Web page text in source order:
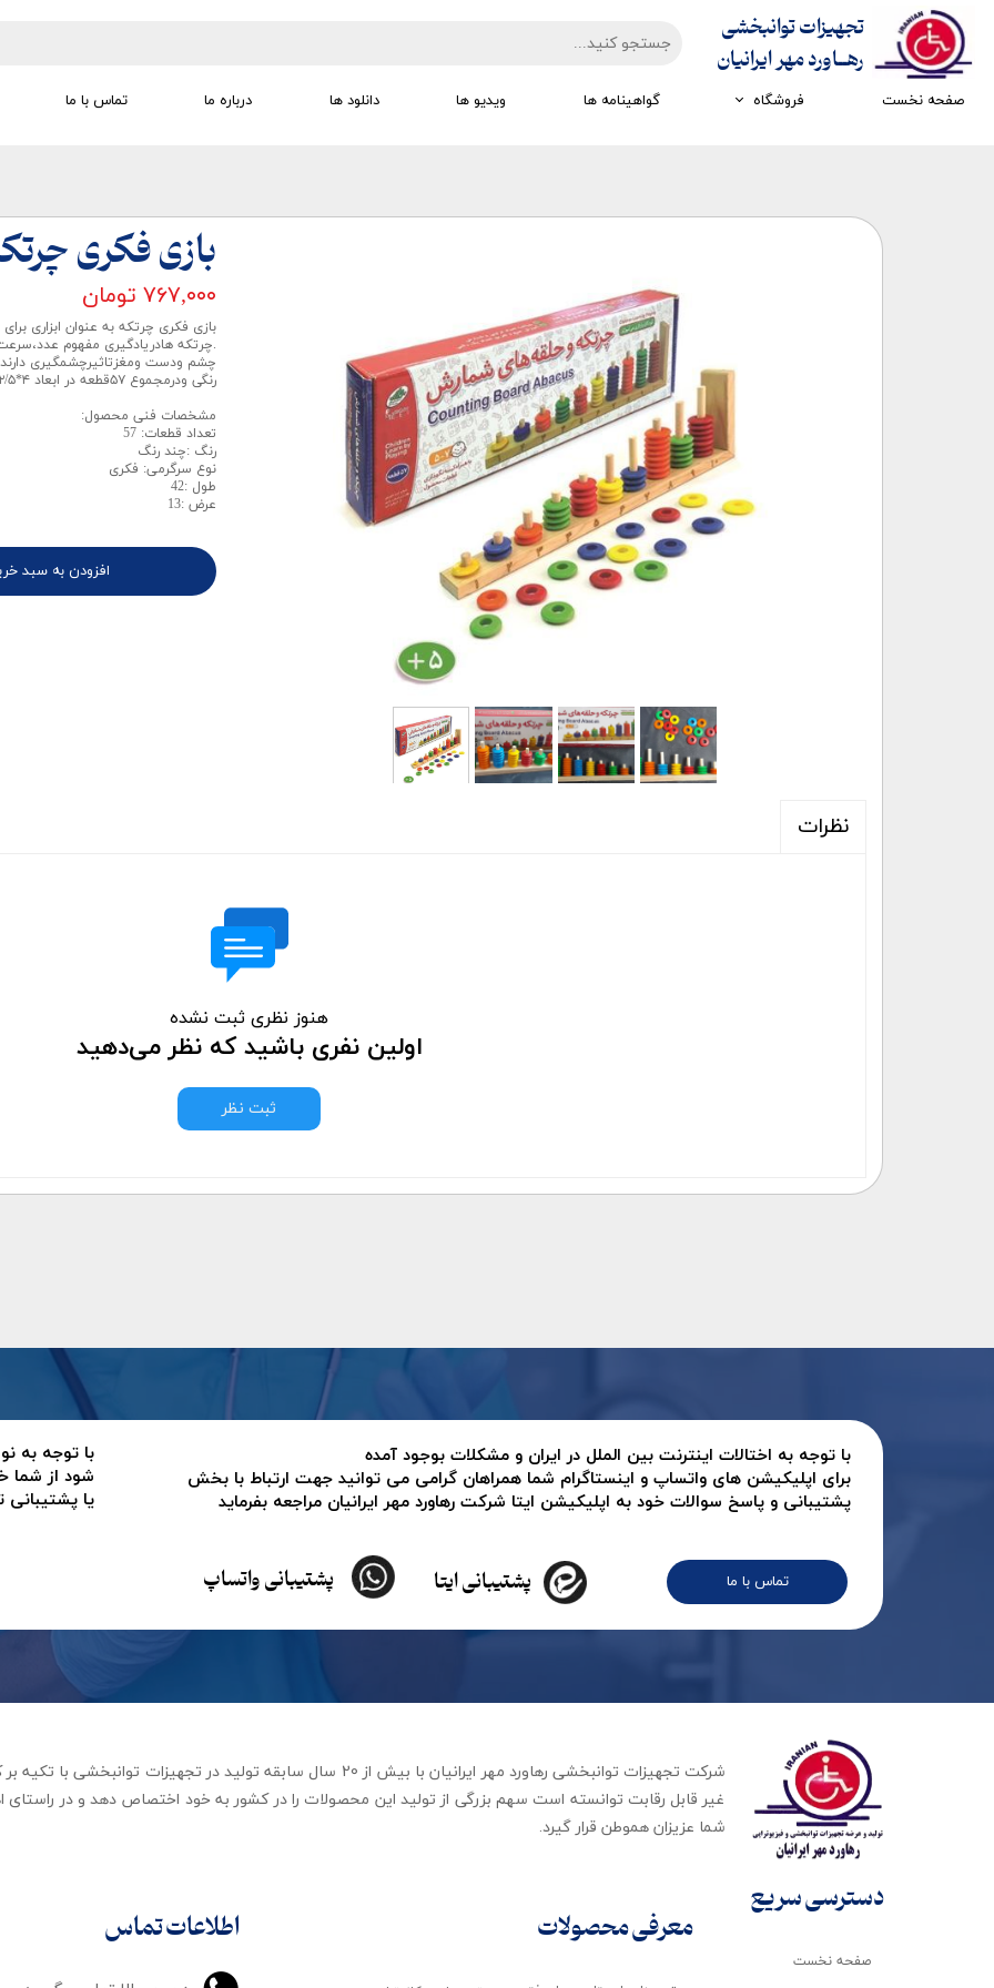
تجهیزات توانبخشی
​​​​​​​رهــاورد مهر ایرانیان
صفحه نخست فروشگاه
تجهیزات کار درمانی
تجهیزات مکانوتراپی تجهیزات الکترو تراپی
گواهینامه ها ویدیو ها دانلود ها درباره ما تماس با ما
بازی فکری
۷۶۷,۰۰۰ تومان
بازی فکری چرتکه به عنوان ابزاری
.چرتکه هادریادگیری مفهوم
رنگی ودرمجموع ۵۷قطعه در ابعاد ۴*۱۲/۵*۴۳ سانتیمتر تشکیل شده است.
مشخصات فنی محصول:
تعداد قطعات: 57
رنگ :چند رنگ
نوع سرگرمی: فکری
طول :42
عرض :13
افزودن به سبد
نظرات
هنوز نظری ثبت نشده
اولین نفری باشید که نظر می‌دهید
ثبت نظر
تماس با ما
با توجه به اختالات اینترنت بین الملل در ایران و مشکلات بوجود آمده
برای اپلیکیشن های واتساپ و اینستاگرام شما همراهان گرامی می توانید جهت ارتباط با بخش
پشتیبانی و پاسخ سوالات خود به اپلیکیشن ایتا شرکت رهاورد مهر ایرانیان مراجعه بفرماید
پشتیبانی ایتا پشتیبانی واتساپ
با توجه به
شود از شما
یا
اطلاعات تماس
شرکت تجهیزات توانبخشی رهاورد مهر ایرانیان با بیش از 20 سال سابقه
غیر قابل رقابت توانسته است سهم بزرگی از تولید این محصولات را در کشور به خود اختصاص دهد و در راستای
شما عزیزان هموطن قرار گیرد​​​​​​​.
صفحه نخست
دسترسی سریع
معرفی محصولات